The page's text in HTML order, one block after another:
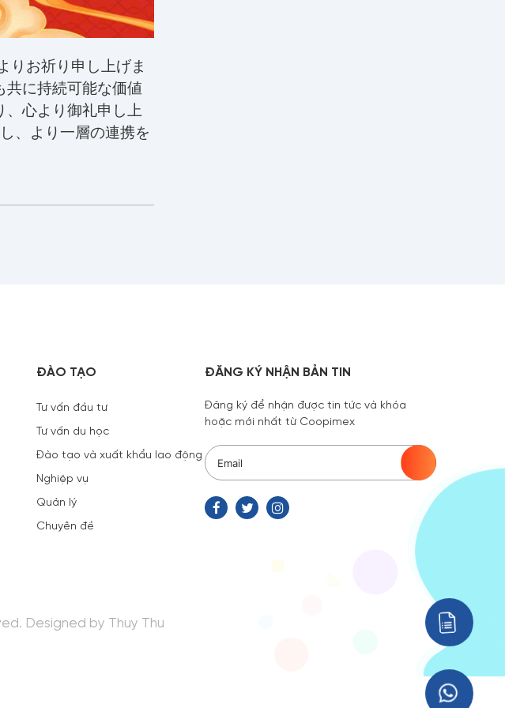
りお祈り申し上げま
に持続可能な価値
、心より御礼申し上
、より一層の連携を
ĐÀO TẠO
Tư vấn đầu tư
Tư vấn du học
Đào tạo và xuất khẩu lao động
Nghiệp vụ
Quản lý
Chuyên đề
ĐĂNG KÝ NHẬN BẢN TIN
Đăng ký để nhận được tin tức và khóa
hoặc mới nhất từ Coopimex
Designed by Thuy Thu